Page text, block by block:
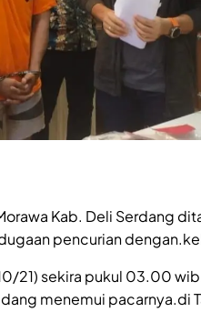
Kab. Deli Serdang
pencurian
21) sekira pukul 03.00
menemui pacarnya.di